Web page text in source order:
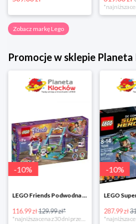
Zobacz markę Lego
Promocje w sklepie
-10%
LEGO Friends Podwodna Frajda w super cenie
116.99 zł129.99 zł*
*najniższa cena z 30 dni przed obniżką
-10%
287.99 zł